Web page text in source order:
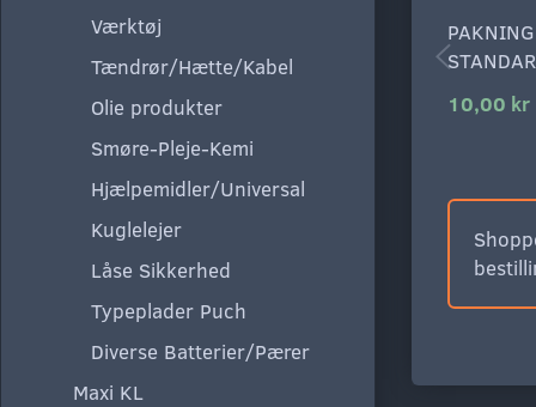
Værktøj
Tændrør/Hætte/Kabel
Olie produkter
Smøre-Pleje-Kemi
Hjælpemidler/Universal
Kuglelejer
Låse Sikkerhed
Typeplader Puch
Diverse Batterier/Pærer
Maxi KL
10,00 kr